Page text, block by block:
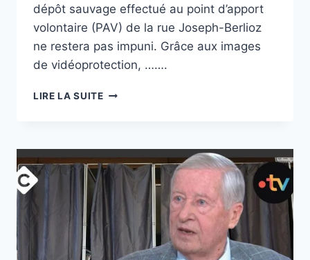
dépôt sauvage effectué au point d’apport
volontaire (PAV) de la rue Joseph-Berlioz
ne restera pas impuni. Grâce aux images
de vidéoprotection, …….
LIRE LA SUITEAIN
SAUVAGE
IDENTIFIÉ
DANS
UNE
COMMUNE
GRÂCE
À